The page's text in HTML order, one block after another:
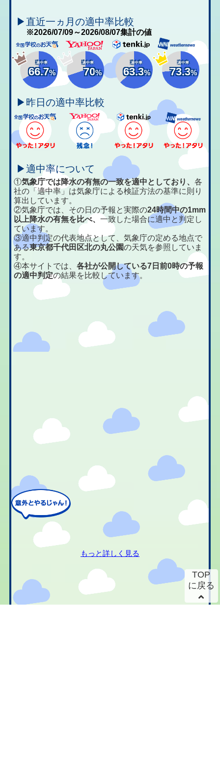
▶直近一ヵ月の適中率比較
※2026/07/09～2026/08/07集計の値
適中率
66.7%
適中率
70%
適中率
63.3%
適中率
73.3%
▶昨日の適中率比較
▶適中率について
①気象庁では降水の有無の一致を適中としており、各
社の「適中率」は気象庁による検証方法の基準に則り
算出しています。
②気象庁では、その日の予報と実際の24時間中の1mm
以上降水の有無を比べ、一致した場合に適中と判定し
ています。
③適中判定の代表地点として、気象庁の定める地点で
ある東京都千代田区北の丸公園の天気を参照していま
す。
④本サイトでは、各社が公開している7日前0時の予報
の適中判定の結果を比較しています。
もっと詳しく見る
TOP
に戻る